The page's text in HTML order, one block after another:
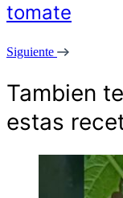
tomate
Siguiente
Tambien
estas